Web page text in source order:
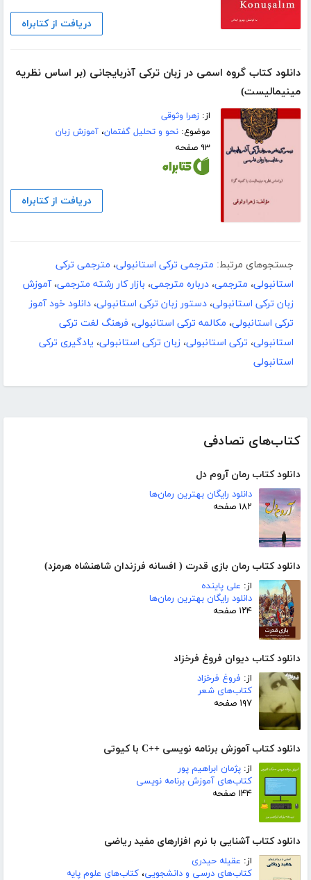
کتاب‌های تصادفی
دانلود کتاب رمان آروم دل
دانلود رایگان بهترین رمان‌ها
۱۸۲ صفحه
دانلود کتاب رمان بازی قدرت ( افسانه فرزندان شاهنشاه هرمزد)
از: علی پاینده
دانلود رایگان بهترین رمان‌ها
۱۲۴ صفحه
دانلود کتاب دیوان فروغ فرخزاد
از: فروغ فرخزاد
کتاب‌های شعر
۱۹۷ صفحه
دانلود کتاب آموزش برنامه نویسی ++C با کیوتی
از: پژمان ابراهیم پور
کتاب‌های آموزش برنامه نویسی
۱۴۴ صفحه
دانلود کتاب آشنایی با نرم افزارهای مفید ریاضی
از: عقیله حیدری
کتاب‌های درسی و دانشجویی، کتاب‌های علوم پایه
دریافت از کتابراه
دانلود کتاب گروه اسمی در زبان ترکی آذربایجانی (بر اساس نظریه
مینیمالیست)
از:زهرا وثوقی
موضوع:نحو و تحلیل گفتمان،آموزش زبان
۹۳ صفحه
دریافت از کتابراه
جستجوهای مرتبط: مترجمی ترکی استانبولی، مترجمی ترکی
استانبولی، مترجمی، درباره مترجمی، بازار کار رشته مترجمی،آموزش
زبان ترکی استانبولی، دستور زبان ترکی استانبولی، دانلود خود آموز
ترکی استانبولی، مکالمه ترکی استانبولی، فرهنگ لغت ترکی
استانبولی، ترکی استانبولی، زبان ترکی استانبولی، یادگیری ترکی
استانبولی